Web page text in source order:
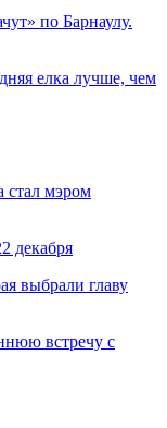
по Барнаулу.
елка лучше, чем
стал мэром
декабря
выбрали главу
встречу с